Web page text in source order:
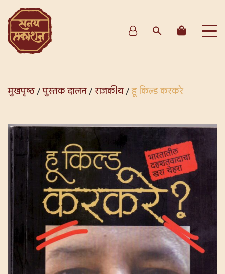
मुखपृष्ठ/पुस्तक दालन/राजकीय/हू किल्ड करकरे